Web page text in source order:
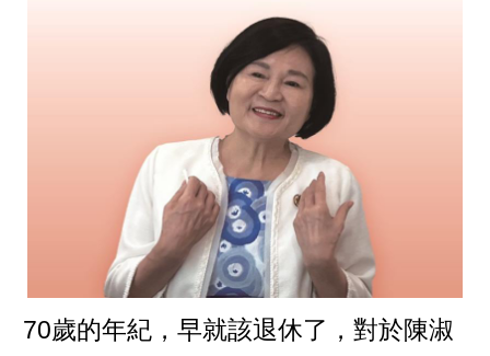
70歲的年紀，早就該退休了，對於陳淑